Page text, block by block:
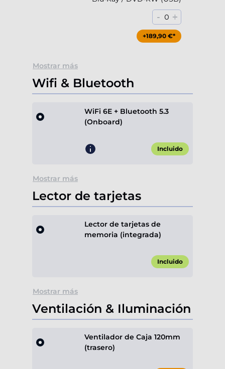
- 0 +
+189,90 €*
Mostrar más
Wifi & Bluetooth
WiFi 6E + Bluetooth 5.3
(Onboard)
Incluido
Mostrar más
Lector de tarjetas
Lector de tarjetas de
memoria (integrada)
Incluido
Mostrar más
Ventilación & Iluminación
Ventilador de Caja 120mm
(trasero)